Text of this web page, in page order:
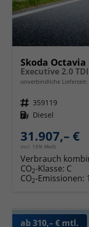
Skoda Octavia
unverbindliche Lieferzeit:
Fahrzeugnr. 359119
Kraftstoff Diesel
31.907,– €
incl. 19% MwSt.
Verbrauch
CO2-Klasse: C
CO2-Emissionen:
ab 310,– € mtl.